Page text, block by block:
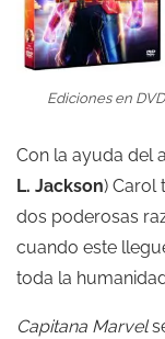
Ediciones en
Con la ayuda del
L. Jackson) Carol
dos poderosas
cuando este
toda la
Capitana Marvel